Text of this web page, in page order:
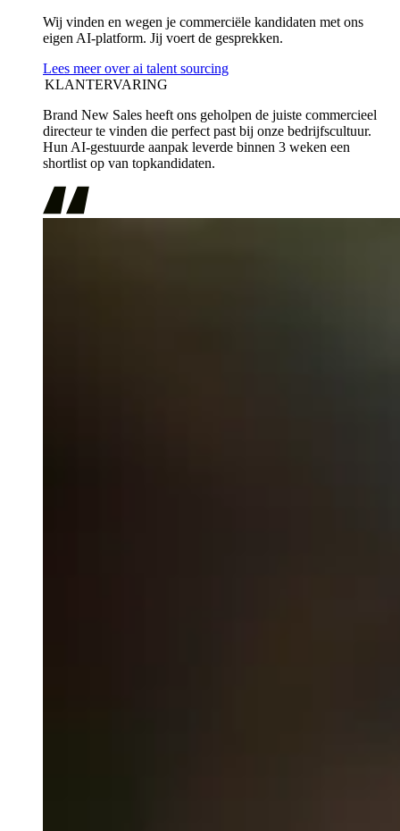
Wij vinden en wegen je commerciële kandidaten met ons
eigen AI-platform. Jij voert de gesprekken.
Lees meer over ai talent sourcing
KLANTERVARING
Brand New Sales heeft ons geholpen de juiste commercieel
directeur te vinden die perfect past bij onze bedrijfscultuur.
Hun AI-gestuurde aanpak leverde binnen 3 weken een
shortlist op van topkandidaten.